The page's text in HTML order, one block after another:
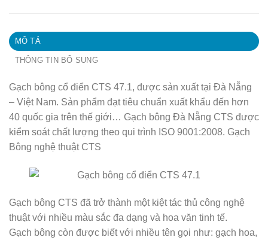
MÔ TẢ
THÔNG TIN BỔ SUNG
Gạch bông cổ điển CTS 47.1, được sản xuất tại Đà Nẵng
– Việt Nam. Sản phẩm đạt tiêu chuẩn xuất khẩu đến hơn
40 quốc gia trên thế giới… Gạch bông Đà Nẵng CTS được
kiểm soát chất lượng theo qui trình ISO 9001:2008. Gạch
Bông nghệ thuật CTS
Gạch bông CTS đã trở thành một kiệt tác thủ công nghệ
thuật với nhiều màu sắc đa dạng và hoa văn tinh tế.
Gạch bông còn được biết với nhiều tên gọi như: gạch hoa,